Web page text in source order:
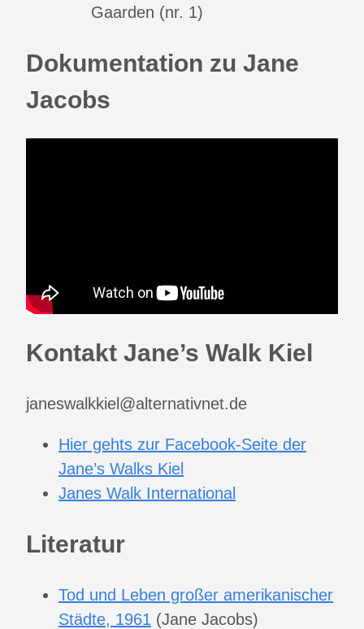
Gaarden (nr. 1)
Dokumentation zu Jane
Jacobs
Kontakt Jane’s Walk Kiel
janeswalkkiel@alternativnet.de
Hier gehts zur Facebook-Seite der
Jane’s Walks Kiel
Janes Walk International
Literatur
Tod und Leben großer amerikanischer
Städte, 1961 (Jane Jacobs)